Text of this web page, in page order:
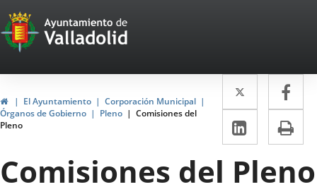
Portal
Web
del
Ayuntamiento
de
Valladolid
InicioEl Ayuntamiento
Corporación Municipal
Órganos de Gobierno
Pleno
Comisiones del
Pleno
Twitter
Enlace
a
una
externa.
a
LinkedIn
Enlace
a
una
Comisiones del Pleno